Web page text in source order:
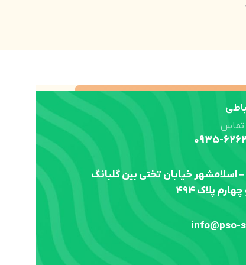
تماس
0935-
– اسلامشهر خیابان تختی بین گلبانگ
پلاک 494
info@pso-